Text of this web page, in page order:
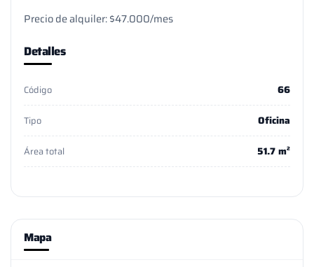
Precio de alquiler: $47.000/mes
Detalles
Código 66
Tipo Oficina
Área total 51.7 m²
Mapa